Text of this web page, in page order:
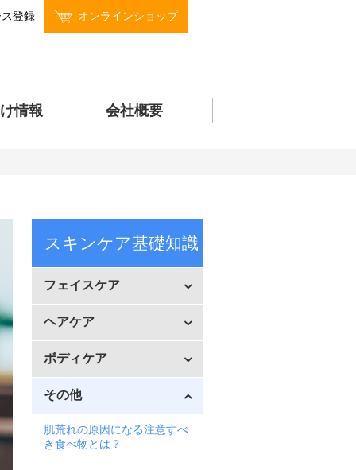
登録 オンラインショップ
情報 会社概要
スキンケア基礎知識
フェイスケア
ヘアケア
ボディケア
その他
肌荒れの原因になる注意すべ
き食べ物とは？